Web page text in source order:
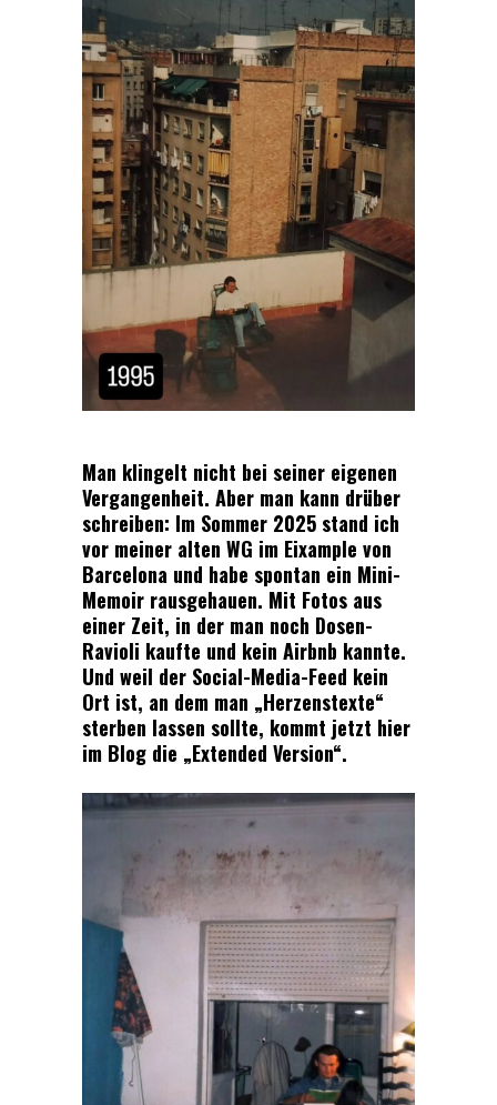
Man klingelt nicht bei seiner eigenen
Vergangenheit. Aber man kann drüber
schreiben: Im Sommer 2025 stand ich
vor meiner alten WG im Eixample von
Barcelona und habe spontan ein Mini-
Memoir rausgehauen. Mit Fotos aus
einer Zeit, in der man noch Dosen-
Ravioli kaufte und kein Airbnb kannte.
Und weil der Social-Media-Feed kein
Ort ist, an dem man „Herzenstexte“
sterben lassen sollte, kommt jetzt hier
im Blog die „Extended Version“.